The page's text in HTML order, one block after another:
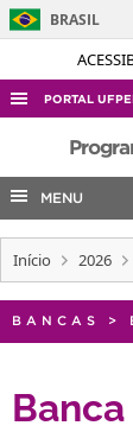
BRASIL
PORTAL
ACESSO À
AUDITORIA
COBALTO
CONCURSOS
EDITAIS
PORTARIAS
MENU
Início 2026
BANCAS >